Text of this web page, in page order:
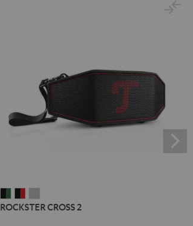
CROSSCROSSCROSS
ROCKSTER CROSS 2